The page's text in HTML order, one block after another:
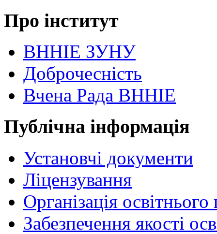
Про інститут
ВННІЕ ЗУНУ
Доброчесність
Вчена Рада ВННІЕ
Публічна інформація
Установчі документи
Ліцензування
Організація
Забезпечення якості